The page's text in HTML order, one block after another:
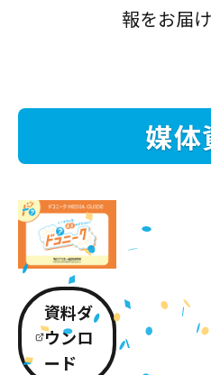
報をお届け
媒体
資料ダ
ウンロ
ード